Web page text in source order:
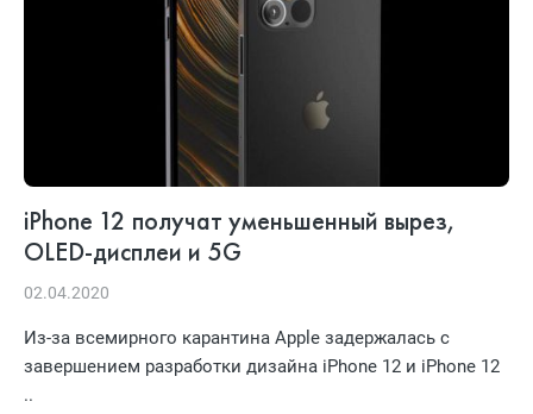
iPhone 12 получат уменьшенный вырез,
OLED-дисплеи и 5G
02.04.2020
Из-за всемирного карантина Apple задержалась с
завершением разработки дизайна iPhone 12 и iPhone 12
..